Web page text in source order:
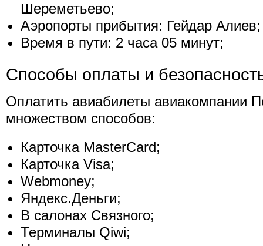
Шереметьево;
Аэропорты прибытия: Гейдар Алиев;
Время в пути: 2 часа 05 минут;
Способы оплаты и
Оплатить авиабилеты авиакомпании
множеством способов:
Карточка MasterCard;
Карточка Visa;
Webmoney;
Яндекс.Деньги;
В салонах Связного;
Терминалы Qiwi;